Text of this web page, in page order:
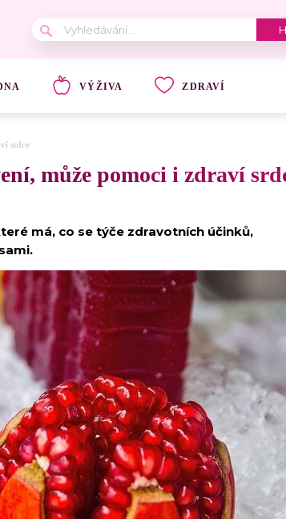
VÝŽIVA ZDRAVÍ
srdce
může pomoci i zdraví
má, co se týče zdravotních účinků,